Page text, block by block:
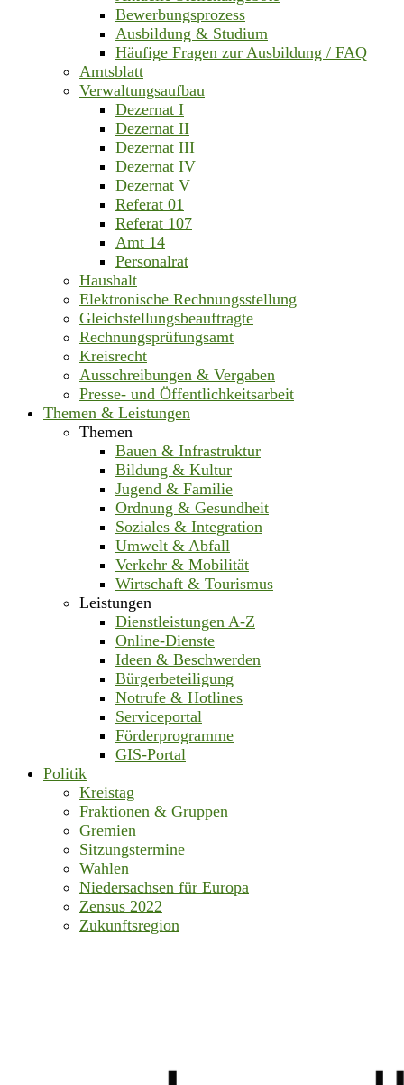
Bewerbungsprozess
Ausbildung & Studium
Häufige Fragen zur Ausbildung / FAQ
Amtsblatt
Verwaltungsaufbau
Dezernat I
Dezernat II
Dezernat III
Dezernat IV
Dezernat V
Referat 01
Referat 107
Amt 14
Personalrat
Haushalt
Elektronische Rechnungsstellung
Gleichstellungsbeauftragte
Rechnungsprüfungsamt
Kreisrecht
Ausschreibungen & Vergaben
Presse- und Öffentlichkeitsarbeit
Themen & Leistungen
Themen
Bauen & Infrastruktur
Bildung & Kultur
Jugend & Familie
Ordnung & Gesundheit
Soziales & Integration
Umwelt & Abfall
Verkehr & Mobilität
Wirtschaft & Tourismus
Leistungen
Dienstleistungen A-Z
Online-Dienste
Ideen & Beschwerden
Bürgerbeteiligung
Notrufe & Hotlines
Serviceportal
Förderprogramme
GIS-Portal
Politik
Kreistag
Fraktionen & Gruppen
Gremien
Sitzungstermine
Wahlen
Niedersachsen für Europa
Zensus 2022
Zukunftsregion